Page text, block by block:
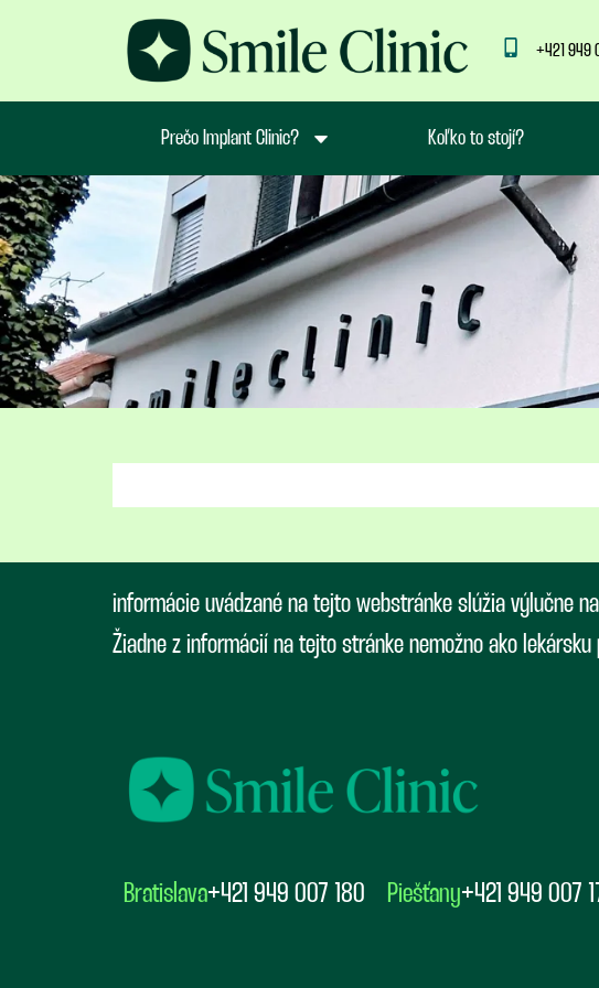
+421 949
Prečo Implant Clinic? Koľko to stojí?
informácie uvádzané na tejto webstránke slúžia výlučne
Žiadne z informácií na tejto stránke nemožno ako
Bratislava+421 949 007 180 Piešťany+421 949 007